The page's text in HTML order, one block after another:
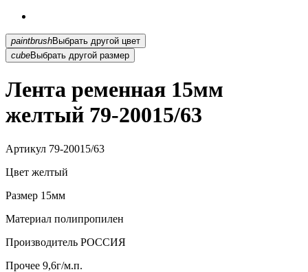
paintbrush
Выбрать другой цвет
cubeВыбрать другой размер
Лента ременная 15мм
желтый 79-20015/63
Артикул 79-20015/63
Цвет желтый
Размер 15мм
Материал полипропилен
Производитель РОССИЯ
Прочее 9,6г/м.п.